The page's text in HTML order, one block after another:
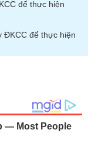
để thực hiện
ĐKCC để thực hiện